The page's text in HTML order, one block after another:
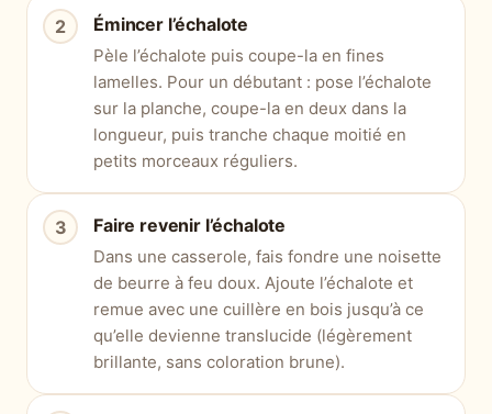
Émincer l’échalote
Pèle l’échalote puis coupe-la en fines
lamelles. Pour un débutant : pose l’échalote
sur la planche, coupe-la en deux dans la
longueur, puis tranche chaque moitié en
petits morceaux réguliers.
Faire revenir l’échalote
Dans une casserole, fais fondre une noisette
de beurre à feu doux. Ajoute l’échalote et
remue avec une cuillère en bois jusqu’à ce
qu’elle devienne translucide (légèrement
brillante, sans coloration brune).